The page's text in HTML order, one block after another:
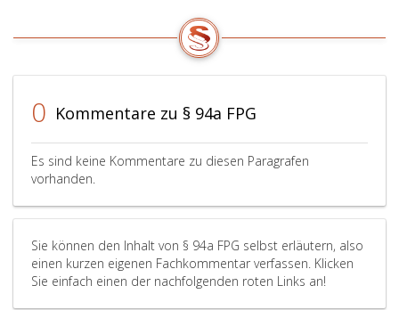
wurde.
0 Kommentare zu § 94a FPG
Es sind keine Kommentare zu diesen Paragrafen
vorhanden.
Sie können den Inhalt von § 94a FPG selbst erläutern, also
einen kurzen eigenen Fachkommentar verfassen. Klicken
Sie einfach einen der nachfolgenden roten Links an!